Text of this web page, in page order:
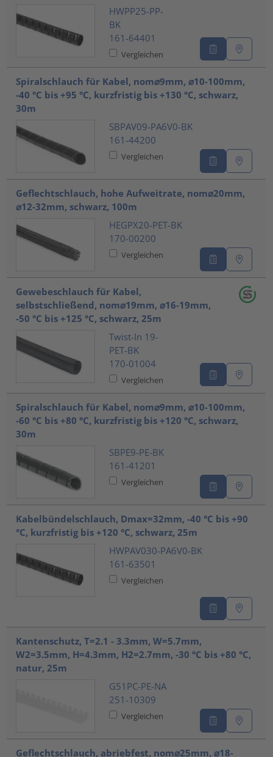
HWPP25-PP-
BK
161-64401
Vergleichen
Spiralschlauch für Kabel, nom⌀9mm, ⌀10-100mm,
-40 °C bis +95 °C, kurzfristig bis +130 °C, schwarz,
30m
SBPAV09-PA6V0-BK
161-44200
Vergleichen
Geflechtschlauch, hohe Aufweitrate, nom⌀20mm,
⌀12-32mm, schwarz, 100m
HEGPX20-PET-BK
170-00200
Vergleichen
Gewebeschlauch für Kabel,
selbstschließend, nom⌀19mm, ⌀16-19mm,
-50 °C bis +125 °C, schwarz, 25m
Twist-In 19-
PET-BK
170-01004
Vergleichen
Spiralschlauch für Kabel, nom⌀9mm, ⌀10-100mm,
-60 °C bis +80 °C, kurzfristig bis +120 °C, schwarz,
30m
SBPE9-PE-BK
161-41201
Vergleichen
Kabelbündelschlauch, Dmax=32mm, -40 °C bis +90
°C, kurzfristig bis +120 °C, schwarz, 25m
HWPAV030-PA6V0-BK
161-63501
Vergleichen
Kantenschutz, T=2.1 - 3.3mm, W=5.7mm,
W2=3.5mm, H=4.3mm, H2=2.7mm, -30 °C bis +80 °C,
natur, 25m
G51PC-PE-NA
251-10309
Vergleichen
Geflechtschlauch, abriebfest, nom⌀25mm, ⌀18-